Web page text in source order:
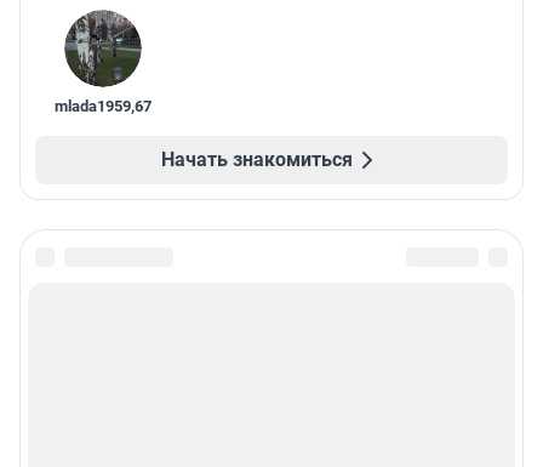
mlada1959,67
Начать знакомиться